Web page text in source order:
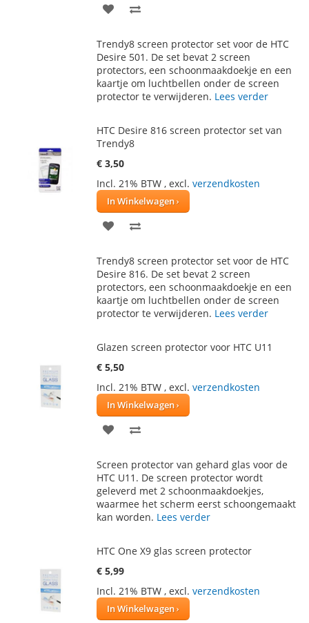
VOEG
AAN
VERLANGLIJST
TE
VERGELIJKEN
Trendy8 screen protector set voor de HTC
Desire 501. De set bevat 2 screen
protectors, een schoonmaakdoekje en een
kaartje om luchtbellen onder de screen
protector te verwijderen. Lees verder
HTC Desire 816 screen protector set van
Trendy8
€ 3,50
Incl. 21% BTW , excl. verzendkosten
In Winkelwagen
VOEG
AAN
VERLANGLIJST
TE
VERGELIJKEN
Trendy8 screen protector set voor de HTC
Desire 816. De set bevat 2 screen
protectors, een schoonmaakdoekje en een
kaartje om luchtbellen onder de screen
protector te verwijderen. Lees verder
Glazen screen protector voor HTC U11
€ 5,50
Incl. 21% BTW , excl. verzendkosten
In Winkelwagen
VOEG
AAN
VERLANGLIJST
TE
VERGELIJKEN
Screen protector van gehard glas voor de
HTC U11. De screen protector wordt
geleverd met 2 schoonmaakdoekjes,
waarmee het scherm eerst schoongemaakt
kan worden. Lees verder
HTC One X9 glas screen protector
€ 5,99
Incl. 21% BTW , excl. verzendkosten
In Winkelwagen